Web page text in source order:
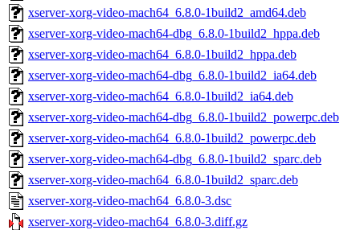
xserver-xorg-video-mach64_6.8.0-1build2_amd64.deb
xserver-xorg-video-mach64-dbg_6.8.0-1build2_hppa.deb
xserver-xorg-video-mach64_6.8.0-1build2_hppa.deb
xserver-xorg-video-mach64-dbg_6.8.0-1build2_ia64.deb
xserver-xorg-video-mach64_6.8.0-1build2_ia64.deb
xserver-xorg-video-mach64-dbg_6.8.0-1build2_powerpc.deb
xserver-xorg-video-mach64_6.8.0-1build2_powerpc.deb
xserver-xorg-video-mach64-dbg_6.8.0-1build2_sparc.deb
xserver-xorg-video-mach64_6.8.0-1build2_sparc.deb
xserver-xorg-video-mach64_6.8.0-3.dsc
xserver-xorg-video-mach64_6.8.0-3.diff.gz